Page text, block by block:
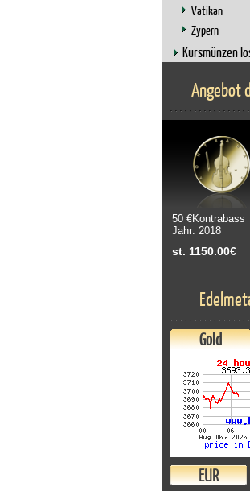
Vatikan
Zypern
Kursmünzen
Angebot
50 €Kontrabass
Jahr: 2018
st. 1150.00€
Gold
EUR